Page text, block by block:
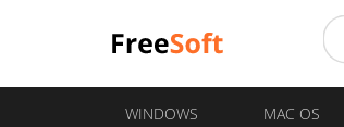
WINDOWS MAC OS